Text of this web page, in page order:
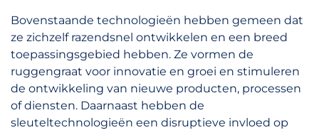
Bovenstaande technologieën hebben gemeen dat
ze zichzelf razendsnel ontwikkelen en een breed
toepassingsgebied hebben. Ze vormen de
ruggengraat voor innovatie en groei en stimuleren
de ontwikkeling van nieuwe producten, processen
of diensten. Daarnaast hebben de
sleuteltechnologieën een disruptieve invloed op